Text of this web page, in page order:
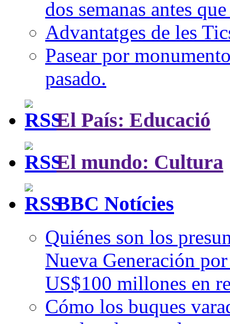
dos semanas antes
Advantatges de les
Pasear por
pasado.
El País: Educació
El mundo: Cultura
BBC Notícies
Quiénes son los
Nueva Generación
US$100 millones en
Cómo los buques